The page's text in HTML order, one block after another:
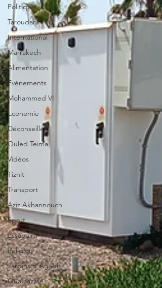
Politique
Taroudant
International
Marrakech
Alimentation
Evénements
Mohammed VI
Economie
Déconseillé
Ouled Teima
Vidéos
Tiznit
Transport
Aziz Akhannouch
Sport
Essaouira
Religion
Jardins d'Agadir
Ouarzazate